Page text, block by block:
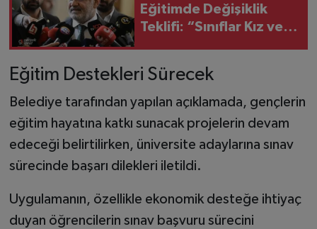
Eğitimde Değişiklik
Teklifi: “Sınıflar Kız veya
Eğitim Destekleri Sürecek
Belediye tarafından yapılan açıklamada, gençlerin
eğitim hayatına katkı sunacak projelerin devam
edeceği belirtilirken, üniversite adaylarına sınav
sürecinde başarı dilekleri iletildi.
Uygulamanın, özellikle ekonomik desteğe ihtiyaç
duyan öğrencilerin sınav başvuru sürecini